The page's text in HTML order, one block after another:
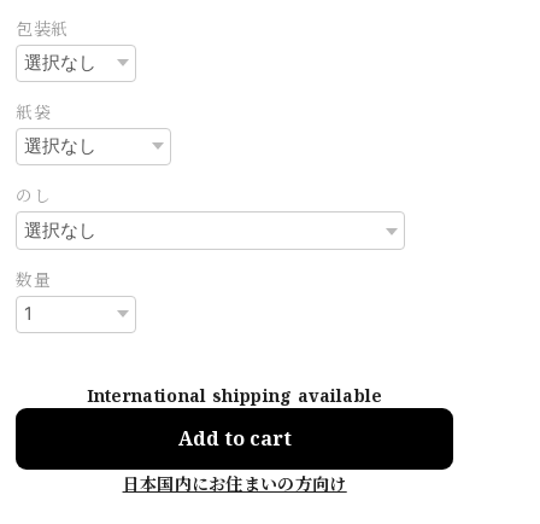
包装紙
紙袋
のし
数量
International shipping available
Add to cart
日本国内にお住まいの方向け